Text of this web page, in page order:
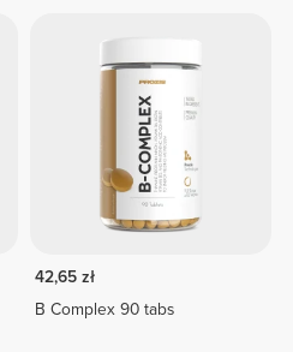
42,65 zł
B Complex 90 tabs